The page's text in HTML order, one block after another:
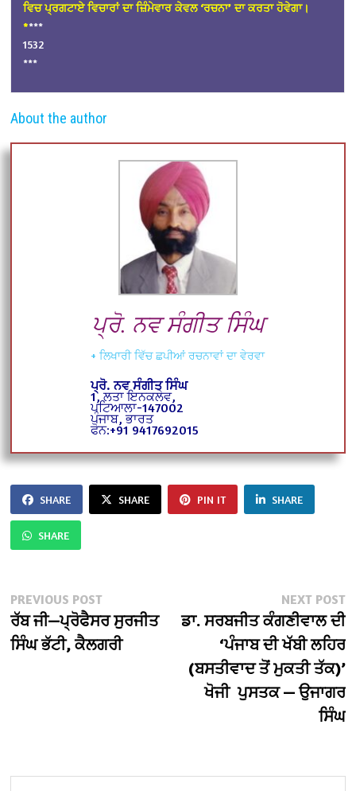
ਵਿਚ ਪ੍ਰਗਟਾਏ ਵਿਚਾਰਾਂ ਦਾ ਜ਼ਿੰਮੇਵਾਰ ਕੇਵਲ ‘ਰਚਨਾ’ ਦਾ ਕਰਤਾ ਹੋਵੇਗਾ।
****
1532
***
About the author
ਪ੍ਰੋ. ਨਵ ਸੰਗੀਤ ਸਿੰਘ
+ ਲਿਖਾਰੀ ਵਿੱਚ ਛਪੀਆਂ ਰਚਨਾਵਾਂ ਦਾ ਵੇਰਵਾ
ਪ੍ਰੋ. ਨਵ ਸੰਗੀਤ ਸਿੰਘ
1, ਲਤਾ ਇਨਕਲੇਵ,
ਪਟਿਆਲਾ-147002
ਪੰਜਾਬ, ਭਾਰਤ
ਫੋਨ:+91 9417692015
SHARE SHARE PIN IT SHARE
SHARE
Post
navigation
PREVIOUS POSTPrevious
post:
ਰੱਬ ਜੀ—ਪ੍ਰੋਫੈਸਰ ਸੁਰਜੀਤ
ਸਿੰਘ ਭੱਟੀ, ਕੈਲਗਰੀ
NEXT POST
ਡਾ. ਸਰਬਜੀਤ ਕੰਗਣੀਵਾਲ ਦੀ
‘ਪੰਜਾਬ ਦੀ ਖੱਬੀ ਲਹਿਰ
(ਬਸਤੀਵਾਦ ਤੋਂ ਮੁਕਤੀ ਤੱਕ)’
ਖੋਜੀ ਪੁਸਤਕ — ਉਜਾਗਰ
ਸਿੰਘ